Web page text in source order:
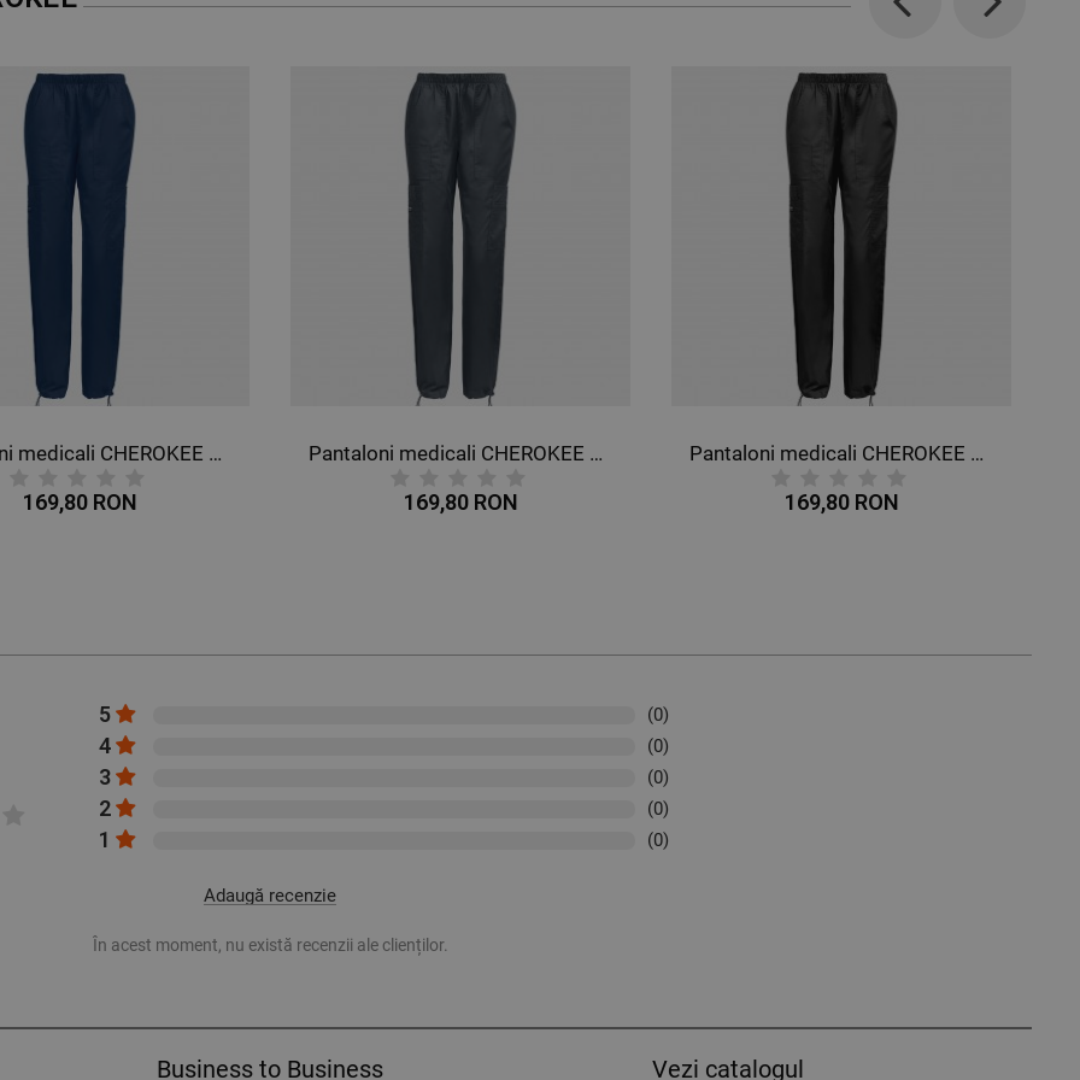
Previous
Pantaloni medicali CHEROKEE MR CARGO GRI WWE4005
169,80 RON
Pantaloni medicali CHEROKEE MR CARGO NEGRU WWE4005
169,80 RON 169,80 RON
Next
5 (0)
4 (0)
3 (0)
2 (0)
1 (0)
Adaugă recenzie
În acest moment, nu există recenzii ale clienților.
Business to Business Vezi catalogul